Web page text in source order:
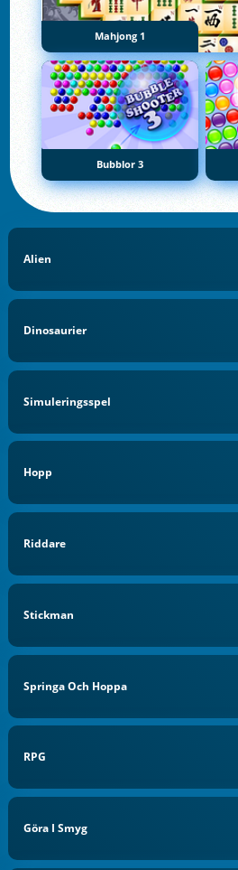
Mahjong 1
Bubblor 3
Alien
Dinosaurier
Simuleringsspel
Hopp
Riddare
Stickman
Springa Och Hoppa
RPG
Göra I Smyg